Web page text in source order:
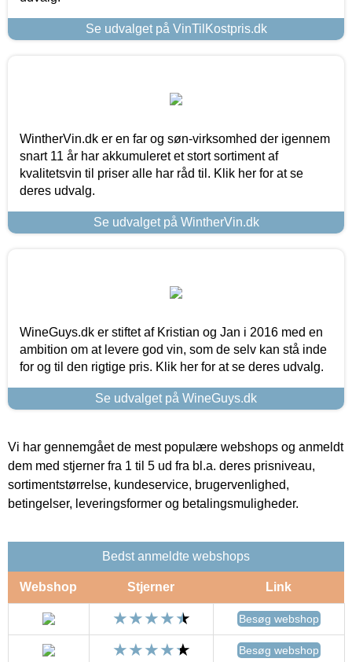
Se udvalget på VinTilKostpris.dk
WintherVin.dk er en far og søn-virksomhed der igennem
snart 11 år har akkumuleret et stort sortiment af
kvalitetsvin til priser alle har råd til. Klik her for at se
deres udvalg.
Se udvalget på WintherVin.dk
WineGuys.dk er stiftet af Kristian og Jan i 2016 med en
ambition om at levere god vin, som de selv kan stå inde
for og til den rigtige pris. Klik her for at se deres udvalg.
Se udvalget på WineGuys.dk
Vi har gennemgået de mest populære webshops og anmeldt
dem med stjerner fra 1 til 5 ud fra bl.a. deres prisniveau,
sortimentstørrelse, kundeservice, brugervenlighed,
betingelser, leveringsformer og betalingsmuligheder.
Bedst anmeldte webshops
Webshop Stjerner Link
Besøg webshop
Besøg webshop